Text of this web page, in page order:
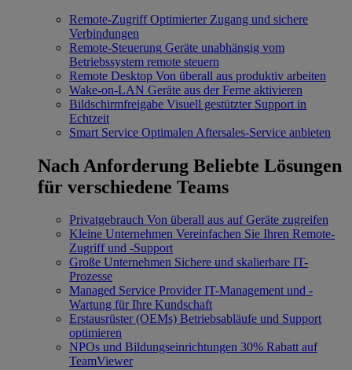
Remote-Zugriff Optimierter Zugang und sichere
Verbindungen
Remote-Steuerung Geräte unabhängig vom
Betriebssystem remote steuern
Remote Desktop Von überall aus produktiv arbeiten
Wake-on-LAN Geräte aus der Ferne aktivieren
Bildschirmfreigabe Visuell gestützter Support in
Echtzeit
Smart Service Optimalen Aftersales-Service anbieten
Nach Anforderung Beliebte Lösungen
für verschiedene Teams
Privatgebrauch Von überall aus auf Geräte zugreifen
Kleine Unternehmen Vereinfachen Sie Ihren Remote-
Zugriff und -Support
Große Unternehmen Sichere und skalierbare IT-
Prozesse
Managed Service Provider IT-Management und -
Wartung für Ihre Kundschaft
Erstausrüster (OEMs) Betriebsabläufe und Support
optimieren
NPOs und Bildungseinrichtungen 30% Rabatt auf
TeamViewer